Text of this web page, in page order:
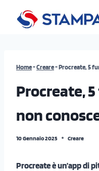
Home-Creare-Procreate, 5
Procreate,
non
10 Gennaio 2025 Creare
Procreate è un’app di